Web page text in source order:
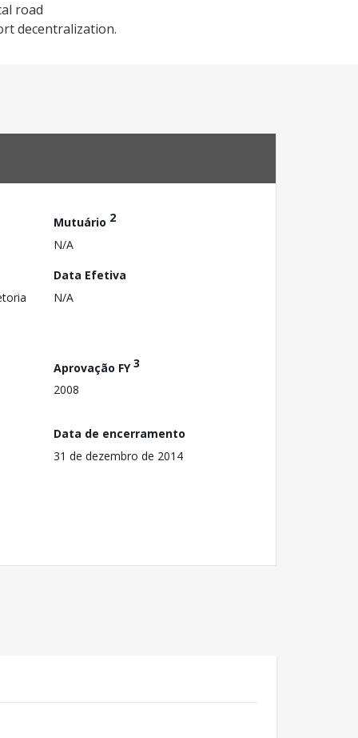
road
decentralization.
Mutuário 2
N/A
Data Efetiva
N/A
Aprovação FY3
2008
Data de encerramento
31 de dezembro de 2014